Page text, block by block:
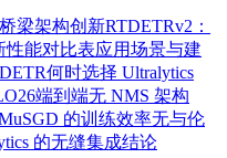
梁架构创新RTDETRv2：
性能对比表应用场景与建
何时选择 Ultralytics
端到端无 NMS 架构
的训练效率无与伦
的无缝集成结论